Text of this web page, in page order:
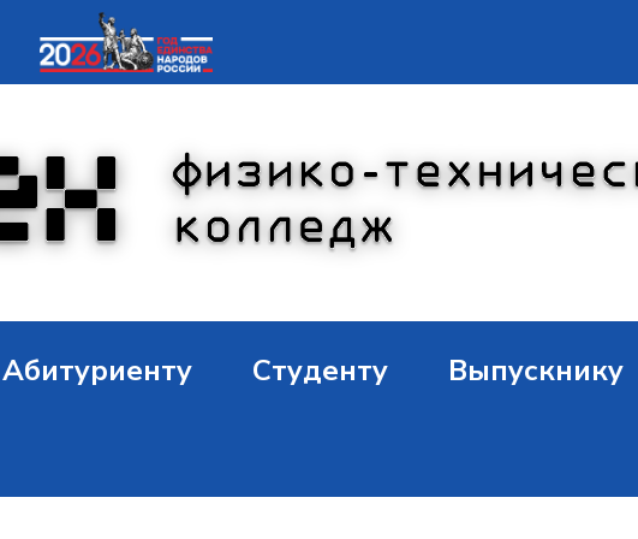
Абитуриенту Студенту Выпускнику